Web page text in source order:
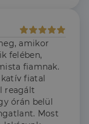
amikor
felében,
fiamnak.
fiatal
reagált
órán belül
Most
Google Analytics
használja a
munkamenet
állapotának
megőrzésére.
nap
Ez egy Microsoft
első féltől származó
süti, amely biztosítja
a weboldal
működését.
Ezt a cookie-t
a Doubleclick
állítja be, és
információkat
szolgáltat
arról, hogy a
végfelhasználó
hogyan
használja a
weboldalt, és
minden olyan
reklámról,
tárolt
a
fel a